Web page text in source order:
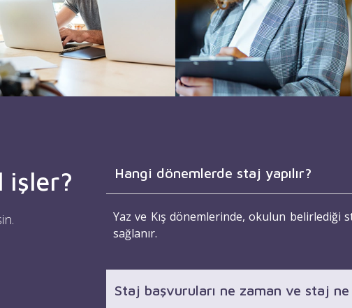
işler? Hangi dönemlerde staj yapılır?
Yaz ve Kış dönemlerinde, okulun belirlediği
sağlanır.
Staj başvuruları ne zaman ve staj